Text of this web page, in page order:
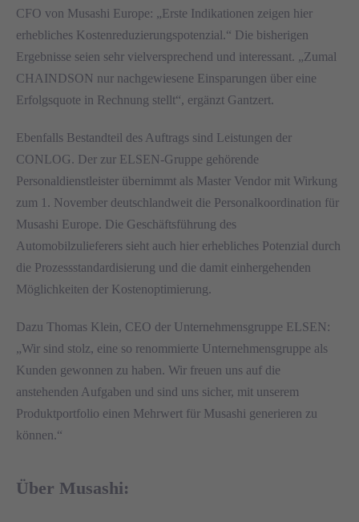
CFO von Musashi Europe: „Erste Indikationen zeigen hier
erhebliches Kostenreduzierungspotenzial.“ Die bisherigen
Ergebnisse seien sehr vielversprechend und interessant. „Zumal
CHAINDSON nur nachgewiesene Einsparungen über eine
Erfolgsquote in Rechnung stellt“, ergänzt Gantzert.
Ebenfalls Bestandteil des Auftrags sind Leistungen der
CONLOG. Der zur ELSEN-Gruppe gehörende
Personaldienstleister übernimmt als Master Vendor mit Wirkung
zum 1. November deutschlandweit die Personalkoordination für
Musashi Europe. Die Geschäftsführung des
Automobilzulieferers sieht auch hier erhebliches Potenzial durch
die Prozessstandardisierung und die damit einhergehenden
Möglichkeiten der Kostenoptimierung.
Dazu Thomas Klein, CEO der Unternehmensgruppe ELSEN:
„Wir sind stolz, eine so renommierte Unternehmensgruppe als
Kunden gewonnen zu haben. Wir freuen uns auf die
anstehenden Aufgaben und sind uns sicher, mit unserem
Produktportfolio einen Mehrwert für Musashi generieren zu
können.“
Über Musashi: